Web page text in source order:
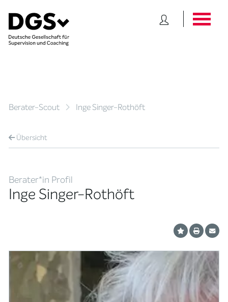
Berater-Scout Inge Singer-Rothöft
Übersicht
Berater*in Profil
Inge Singer-Rothöft